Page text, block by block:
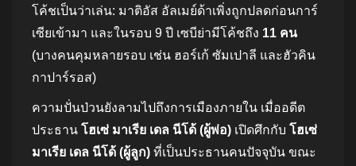
โค้ชเป็นว่าเล่น: มาติอัส อัลเมย์ด้าเพิ่งถูกปลดก่อนการ์
เซียเข้ามา และในรอบ 9 ปี เซบีย่ามีโค้ชถึง 11 คน
(บางคนคุมหลายรอบ เช่น ฮอร์เก้ ซัมเปาลี และฮัวคิน
กาปาร์รอส)
ความปั่นป่วนยังลามไปถึงการเมืองภายใน เมื่ออดีต
ประธาน โฮเซ่ มาเรีย เดล นีโด้ (ผู้พ่อ) เปิดศึกกับ โฮเซ่
มาเรีย เดล นีโด้ (ผู้ลูก) ที่เป็นประธานคนปัจจุบัน ขณะ